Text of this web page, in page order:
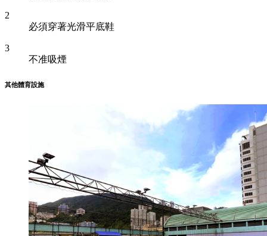
2
必須穿著光滑平底鞋
3
不准吸煙
其他體育設施